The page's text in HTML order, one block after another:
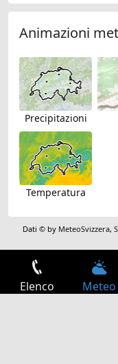
Animazioni
Precipitazioni
Temperatura
Dati © by MeteoSvizzera,
Elenco Meteo